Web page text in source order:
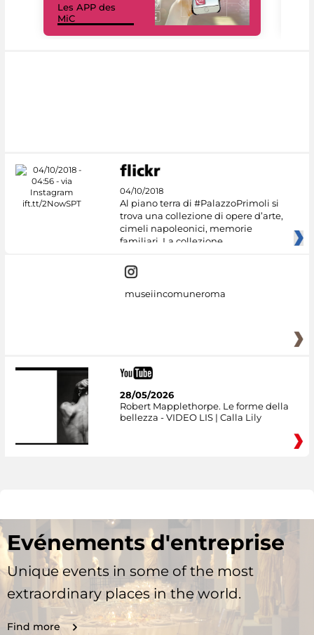
Les APP des
MiC
04/10/2018
Al piano terra di #PalazzoPrimoli si
trova una collezione di opere d’arte,
cimeli napoleonici, memorie
familiari. La collezione
museiincomuneroma
28/05/2026
Robert Mapplethorpe. Le forme della
bellezza - VIDEO LIS | Calla Lily
Evénements d'entreprise
Unique events in some of the most
extraordinary places in the world.
Find more